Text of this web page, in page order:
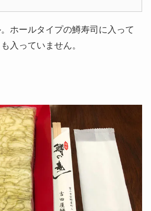
ホールタイプの鱒寿司に入って
入っていません。